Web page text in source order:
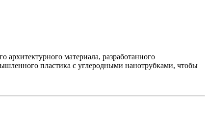
материала, разработанного
пластика с углеродными нанотрубками, чтобы